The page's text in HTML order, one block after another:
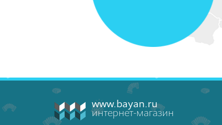
www.bayan.ru
интернет-магазин